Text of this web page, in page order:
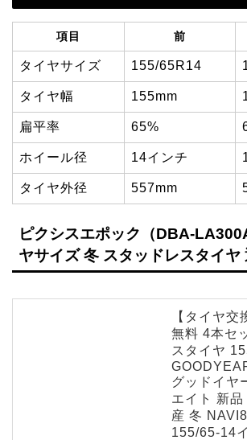
項目 前
タイヤサイズ 155/65R14
タイヤ幅 155mm
扁平率 65%
ホイール径 14インチ
タイヤ外径 557mm
ピクシスエポック（DBA-
ヤサイズ 冬 スタッドレスタイヤ
【タイヤ交
無料 4本セ
スタイヤ
グッドイヤ
エイト 新品
産 冬
155/65-14